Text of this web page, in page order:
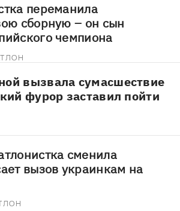
переманила
сборную – он сын
чемпиона
вызвала сумасшествие
фурор заставил пойти
сменила
вызов украинкам на